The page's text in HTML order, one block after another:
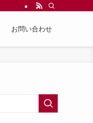
お問い合わせ